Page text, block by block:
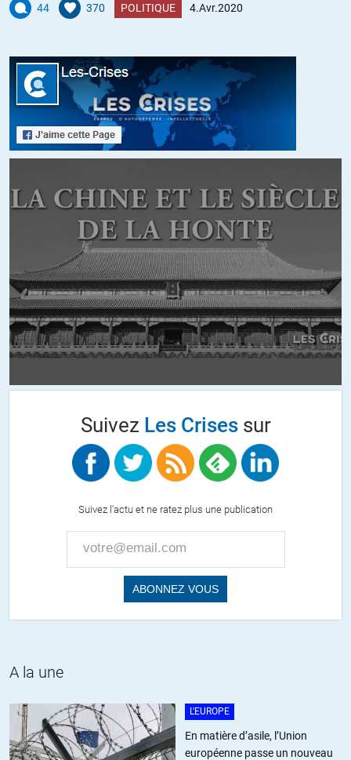
44 370 POLITIQUE 4.Avr.2020
Suivez Les Crisessur
Suivez l'actu et ne ratez plus une publication
A la une
L'EUROPE
En matière d’asile, l’Union
européenne passe un nouveau